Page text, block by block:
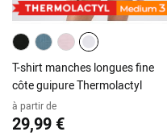
T-shirt manches longues fine
côte guipure Thermolactyl
à partir de
29,99 €